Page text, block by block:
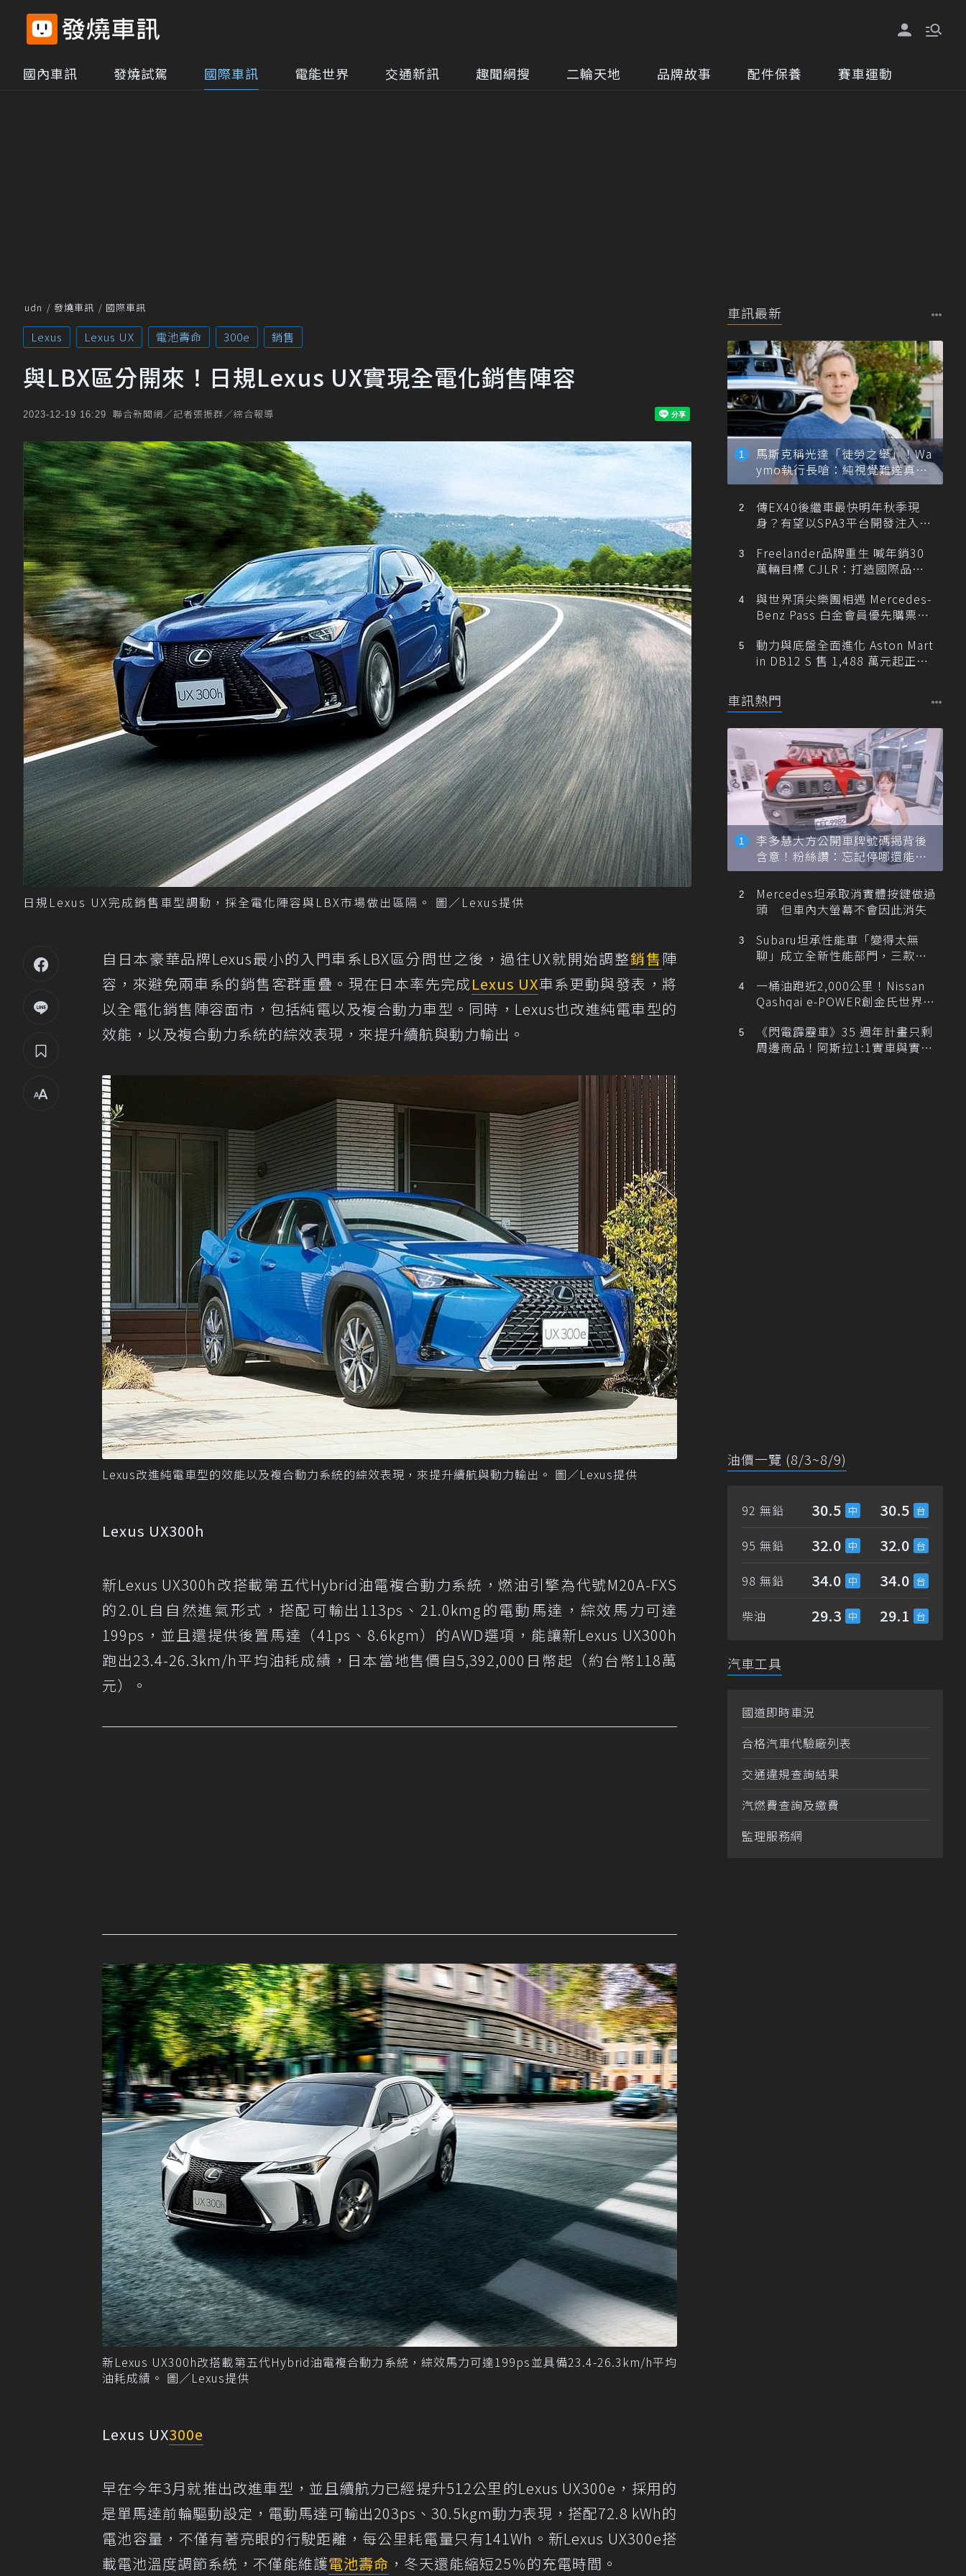
國內車訊 發燒試駕 國際車訊 電能世界 交通新訊 趣聞網搜 二輪天地 品牌故事 配件保養 賽車運動
udn 發燒車訊 國際車訊
Lexus Lexus UX 電池壽命 300e 銷售
與LBX區分開來！日規Lexus UX實現全電化銷售陣容
2023-12-19 16:29 聯合新聞網／記者張振群／綜合報導
日規Lexus UX完成銷售車型調動，採全電化陣容與LBX市場做出區隔。 圖／Lexus提供
自日本豪華品牌Lexus最小的入門車系LBX區分問世之後，過往UX就開始調整銷售 陣
容，來避免兩車系的銷售客群重疊。現在日本率先完成Lexus UX車系更動與發表，將
以全電化銷售陣容面市，包括純電以及複合動力車型。同時，Lexus也改進純電車型的
效能，以及複合動力系統的綜效表現，來提升續航與動力輸出。
Lexus改進純電車型的效能以及複合動力系統的綜效表現，來提升續航與動力輸出。 圖／Lexus提供
Lexus UX300h
新Lexus UX300h改搭載第五代Hybrid油電複合動力系統，燃油引擎為代號M20A-FXS
的2.0L自自然進氣形式，搭配可輸出113ps、21.0kmg的電動馬達，綜效馬力可達
199ps，並且還提供後置馬達（41ps、8.6kgm）的AWD選項，能讓新Lexus UX300h
跑出23.4-26.3km/h平均油耗成績，日本當地售價自5,392,000日幣起（約台幣118萬
元）。
新Lexus UX300h改搭載第五代Hybrid油電複合動力系統，綜效馬力可達199ps並具備23.4-26.3km/h平均
油耗成績。 圖／Lexus提供
Lexus UX300e
早在今年3月就推出改進車型，並且續航力已經提升512公里的Lexus UX300e，採用的
是單馬達前輪驅動設定，電動馬達可輸出203ps、30.5kgm動力表現，搭配72.8 kWh的
電池容量，不僅有著亮眼的行駛距離，每公里耗電量只有141Wh。新Lexus UX300e搭
載電池溫度調節系統，不僅能維護電池壽命 ，冬天還能縮短25％的充電時間。
車訊最新
馬斯克稱光達「徒勞之舉」！Wa
ymo執行長嗆：純視覺難達真正
自動駕駛
傳EX40後繼車最快明年秋季現
身？有望以SPA3平台開發注入80
Freelander品牌重生 喊年銷30
萬輛目標 CJLR：打造國際品牌
與世界頂尖樂團相遇 Mercedes-
Benz Pass 白金會員優先購票維
動力與底盤全面進化 Aston Mart
in DB12 S 售 1,488 萬元起正式
車訊熱門
李多慧大方公開車牌號碼揭背後
含意！粉絲讚：忘記停哪還能幫
忙找車
Mercedes坦承取消實體按鍵做過
頭 但車內大螢幕不會因此消失
Subaru坦承性能車「變得太無
聊」成立全新性能部門，三款手
一桶油跑近2,000公里！Nissan
Qashqai e-POWER創金氏世界紀
《閃電霹靂車》35 週年計畫只剩
周邊商品！阿斯拉1:1實車與實體
油價一覽 (8/3~8/9)
92 無鉛 30.5 30.5
95 無鉛 32.0 32.0
98 無鉛 34.0 34.0
柴油 29.3 29.1
汽車工具
國道即時車況
合格汽車代驗廠列表
交通違規查詢結果
汽燃費查詢及繳費
監理服務網